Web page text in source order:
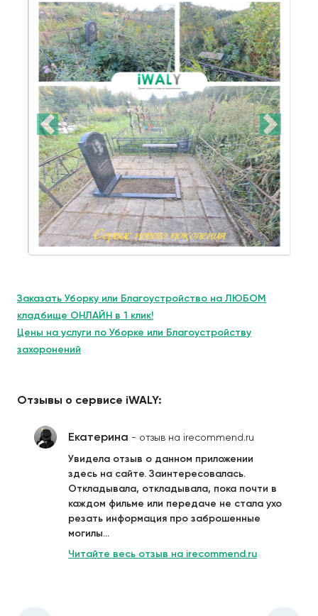
Заказать Уборку или Благоустройство на ЛЮБОМ
кладбище ОНЛАЙН в 1 клик!
Цены на услуги по Уборке или Благоустройству
захоронений
Отзывы о сервисе iWALY:
Екатерина - отзыв на irecommend.ru
Увидела отзыв о данном приложении
здесь на сайте. Заинтересовалась.
Откладывала, откладывала, пока почти в
каждом фильме или передаче не стала ухо
резать информация про заброшенные
могилы...
Читайте весь отзыв на irecommend.ru